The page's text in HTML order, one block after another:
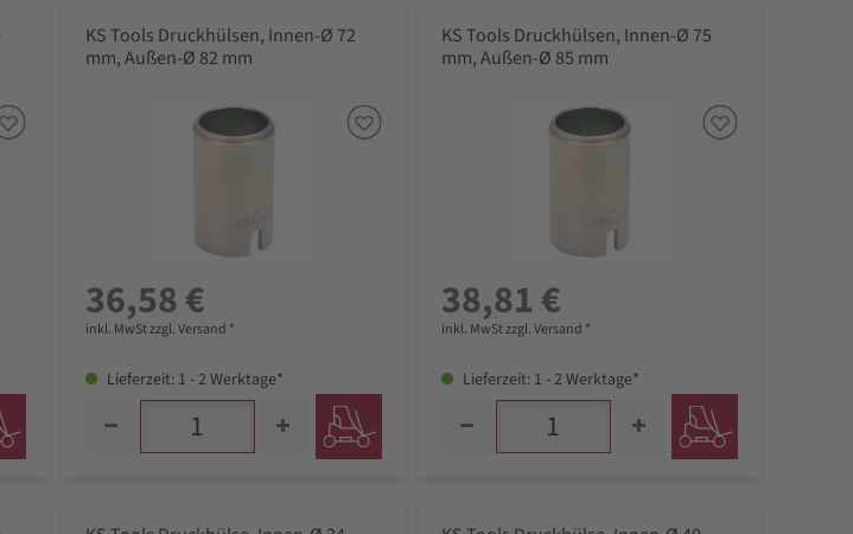
KS Tools Druckhülsen, Innen-Ø 72
mm, Außen-Ø 82 mm
36,58 €
inkl. MwSt zzgl. Versand *
Lieferzeit: 1 - 2 Werktage*
KS Tools Druckhülsen, Innen-Ø 75
mm, Außen-Ø 85 mm
38,81 €
inkl. MwSt zzgl. Versand *
Lieferzeit: 1 - 2 Werktage*